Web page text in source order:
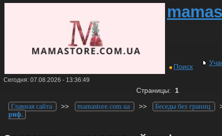
Поиск
Сегодня: 07.08.2026 - 13:36:49
Страницы: 1
Главная сайта >> mamastore.com.ua >> Беседы без границ
риф.